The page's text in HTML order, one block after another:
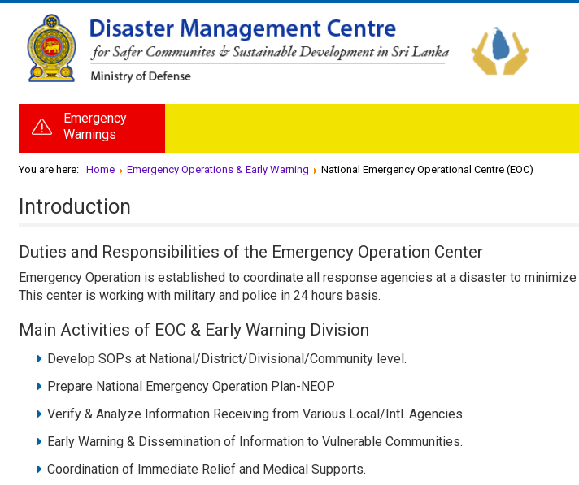
Emergency
Warnings
You are here: Home Emergency Operations & Early Warning National Emergency Operational Centre (EOC)
Introduction
Duties and Responsibilities of the Emergency Operation Center
Emergency Operation is established to coordinate all response agencies at a disaster to
This center is working with military and police in 24 hours basis.
Main Activities of EOC & Early Warning Division
Develop SOPs at National/District/Divisional/Community level.
Prepare National Emergency Operation Plan-NEOP
Verify & Analyze Information Receiving from Various Local/Intl. Agencies.
Early Warning & Dissemination of Information to Vulnerable Communities.
Coordination of Immediate Relief and Medical Supports.